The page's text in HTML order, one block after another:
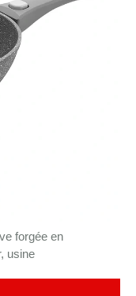
forgée en
usine